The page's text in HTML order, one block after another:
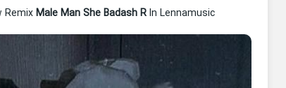
RemixMale Man She Badash R In Lennamusic